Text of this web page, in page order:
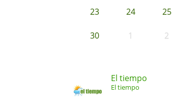
23 24 25
30 1 2
El tiempo
El tiempo